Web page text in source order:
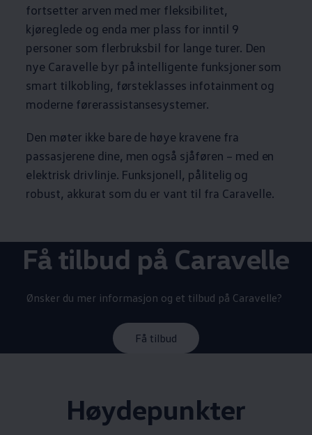
fortsetter arven med mer fleksibilitet,
kjøreglede og enda mer plass for inntil 9
personer som flerbruksbil for lange turer. Den
nye Caravelle byr på intelligente funksjoner som
smart tilkobling, førsteklasses infotainment og
moderne førerassistansesystemer.
Den møter ikke bare de høye kravene fra
passasjerene dine, men også sjåføren – med en
elektrisk drivlinje. Funksjonell, pålitelig og
robust, akkurat som du er vant til fra Caravelle.
Få tilbud på Caravelle
Ønsker du mer informasjon og et tilbud på Caravelle?
Få tilbud
Høydepunkter